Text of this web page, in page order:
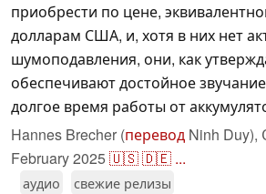
приобрести по цене,
долларам США, и, хотя в них нет
шумоподавления, они, как
обеспечивают достойное
долгое время работы от
Hannes Brecher (перевод Ninh Duy),
February 2025🇺🇸🇩🇪 ...
аудио свежие релизы